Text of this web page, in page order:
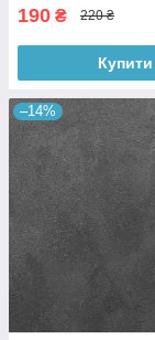
190 ₴ 220 ₴
Купити
–14%